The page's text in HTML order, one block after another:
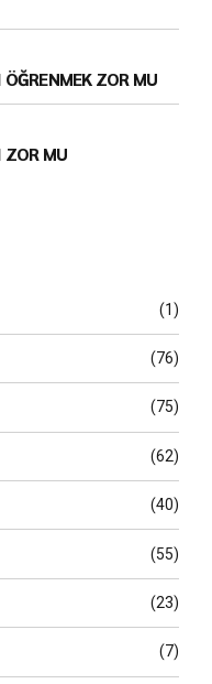
ZOR MU
ZOR MU
(1)
(76)
(75)
(62)
(40)
(55)
(23)
(7)